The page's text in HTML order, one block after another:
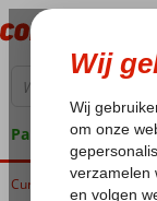
Pakketgarantie
Home
Curaçao Jan Thiel Baai